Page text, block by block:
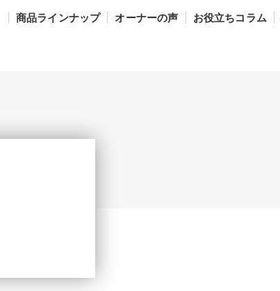
商品ラインナップ オーナーの声 お役立ちコラム